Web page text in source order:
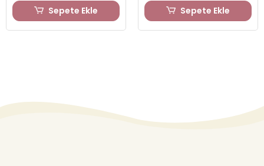
Sepete Ekle Sepete Ekle